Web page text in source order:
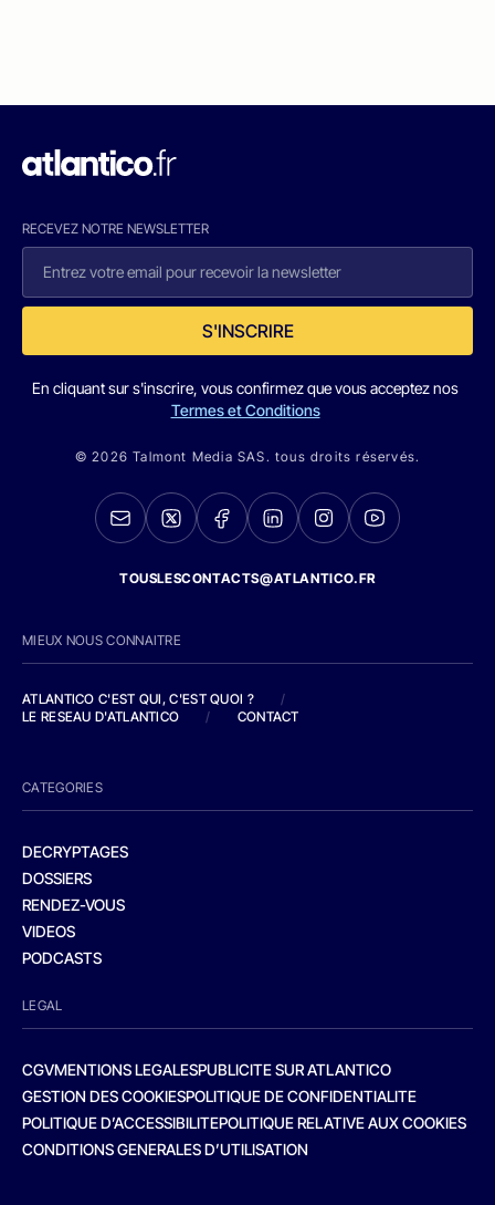
RECEVEZ NOTRE NEWSLETTER
S'INSCRIRE
En cliquant sur s'inscrire, vous confirmez que vous acceptez nos
Termes et Conditions
© 2026 Talmont Media SAS. tous droits réservés.
TOUSLESCONTACTS@ATLANTICO.FR
MIEUX NOUS CONNAITRE
ATLANTICO C'EST QUI, C'EST QUOI ?
/
LE RESEAU D'ATLANTICO
/ CONTACT
CATEGORIES
DECRYPTAGES
DOSSIERS
RENDEZ-VOUS
VIDEOS
PODCASTS
LEGAL
CGVMENTIONS LEGALESPUBLICITE SUR ATLANTICO
GESTION DES COOKIESPOLITIQUE DE CONFIDENTIALITE
POLITIQUE D’ACCESSIBILITEPOLITIQUE RELATIVE AUX COOKIES
CONDITIONS GENERALES D’UTILISATION